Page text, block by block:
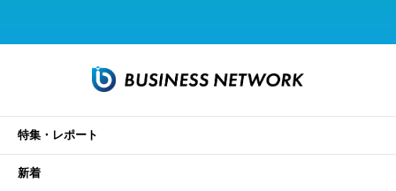
特集・レポート
新着